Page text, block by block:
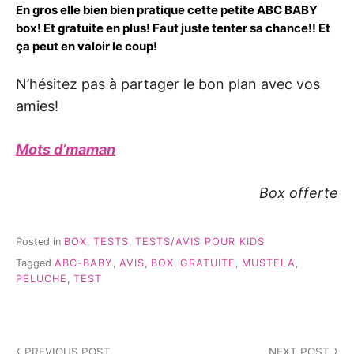
En gros elle bien bien pratique cette petite ABC BABY
box! Et gratuite en plus! Faut juste tenter sa chance!! Et
ça peut en valoir le coup!
N’hésitez pas à partager le bon plan avec vos
amies!
Mots d’maman
Box offerte
Posted in BOX, TESTS, TESTS/AVIS POUR KIDS
Tagged ABC-BABY AVIS BOX GRATUITE MUSTELA
PELUCHE
TEST